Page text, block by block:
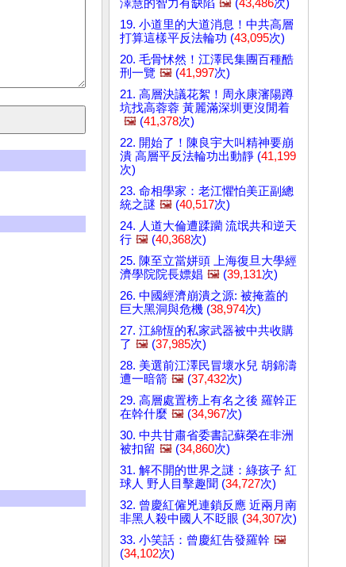
澤慧的智力有缺陷 🖼️ (43,486次)
19. 小道里的大道消息！中共高層
打算這樣平反法輪功 (43,095次)
20. 毛骨怵然！江澤民集團百種酷
刑一覽 🖼️ (41,997次)
21. 高層決議花絮！周永康瀋陽蹲
坑找高蓉蓉 黃麗滿深圳更沒閒着
🖼️ (41,378次)
22. 開始了！陳良宇大叫精神要崩
潰 高層平反法輪功出動靜 (41,199
次)
23. 命相學家：老江懼怕美正副總
統之謎 🖼️ (40,517次)
24. 人道大倫遭蹂躪 流氓共和逆天
行 🖼️ (40,368次)
25. 陳至立當姘頭 上海復旦大學經
濟學院院長嫖娼 🖼️ (39,131次)
26. 中國經濟崩潰之源: 被掩蓋的
巨大黑洞與危機 (38,974次)
27. 江綿恆的私家武器被中共收購
了 🖼️ (37,985次)
28. 美選前江澤民冒壞水兒 胡錦濤
遭一暗箭 🖼️ (37,432次)
29. 高層處置榜上有名之後 羅幹正
在幹什麼 🖼️ (34,967次)
30. 中共甘肅省委書記蘇榮在非洲
被扣留 🖼️ (34,860次)
31. 解不開的世界之謎：綠孩子 紅
球人 野人目擊趣聞 (34,727次)
32. 曾慶紅僱兇連鎖反應 近兩月南
非黑人殺中國人不眨眼 (34,307次)
33. 小笑話：曾慶紅告發羅幹 🖼️
(34,102次)